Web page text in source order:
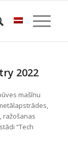
2022
mašīnu
ražošanas
“Tech